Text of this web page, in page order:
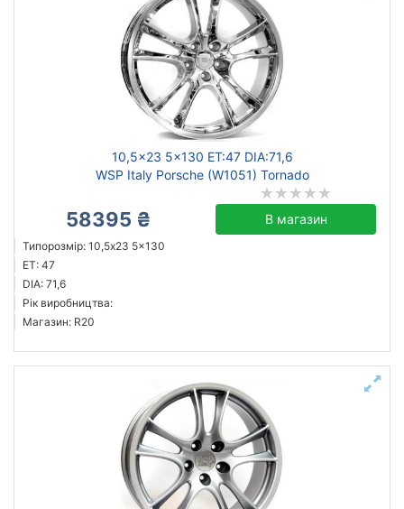
10,5x23 5x130 ET:47 DIA:71,6
WSP Italy Porsche (W1051) Tornado
58395 ₴ В магазин
Типорозмір: 10,5x23 5x130
ET: 47
DIA: 71,6
Рік виробництва:
Магазин: R20